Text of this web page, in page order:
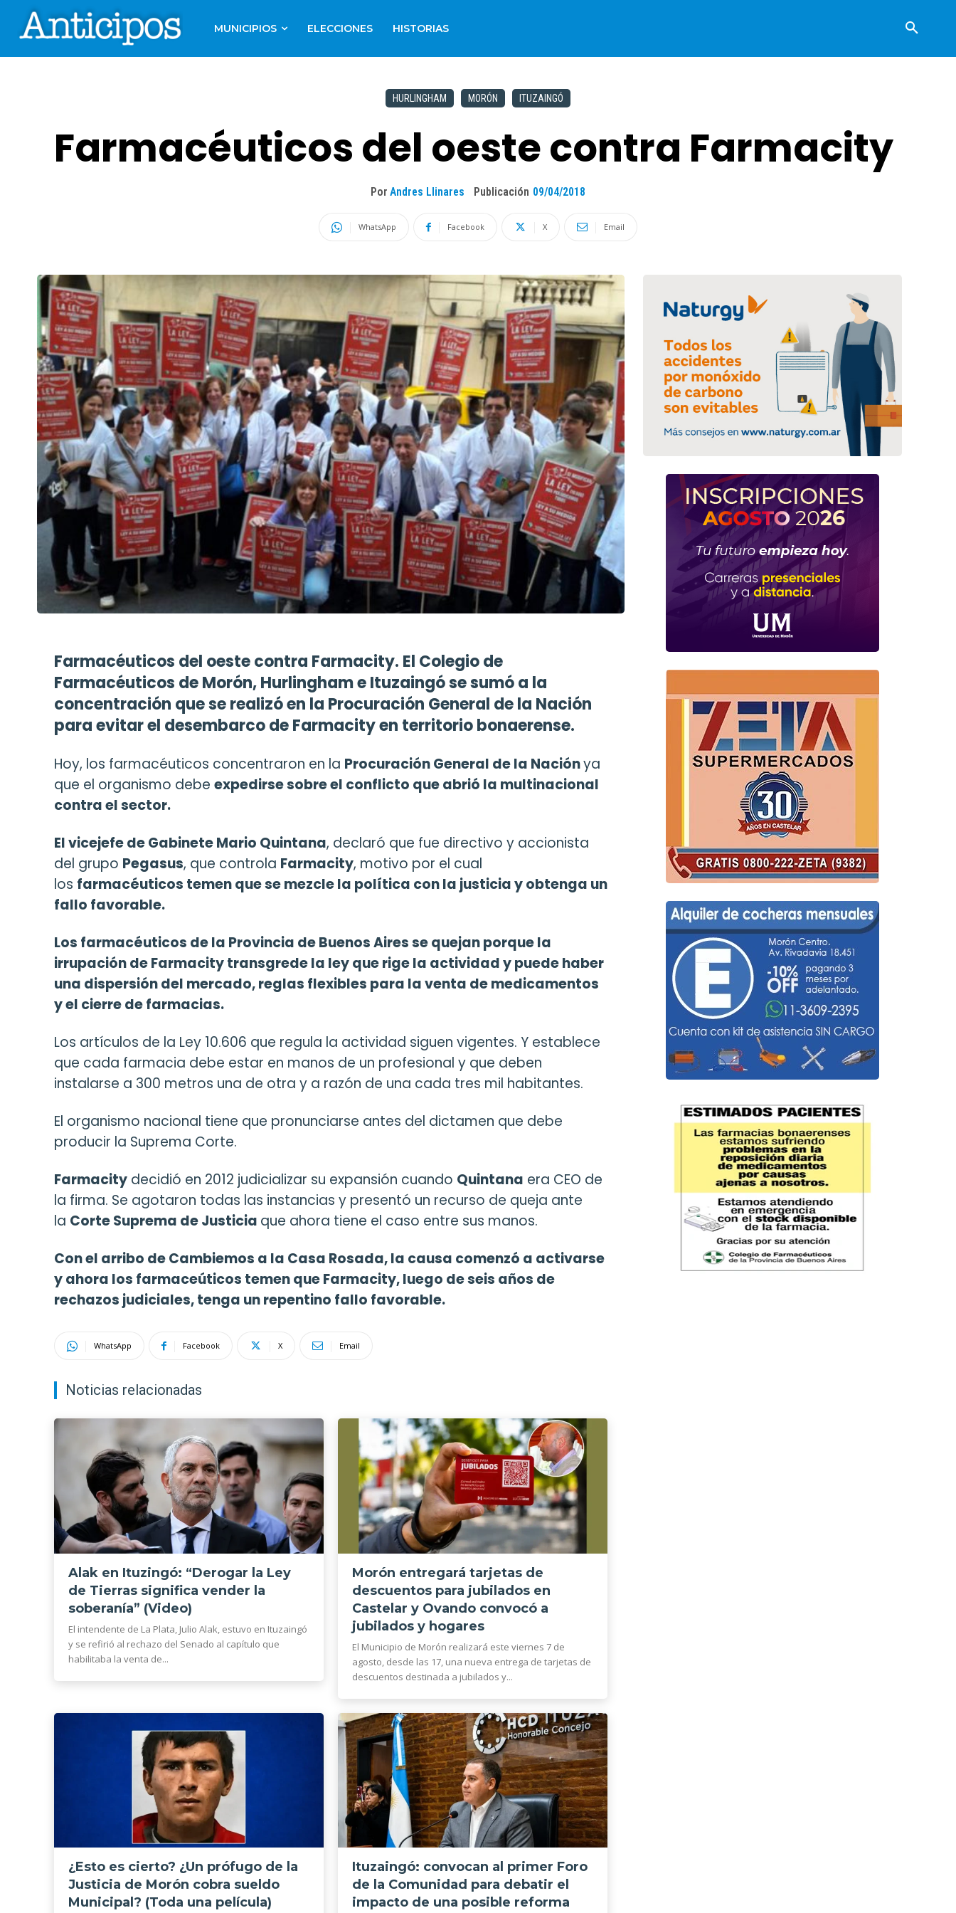
MUNICIPIOS ELECCIONES HISTORIAS
HURLINGHAM MORÓN ITUZAINGÓ
Farmacéuticos del oeste contra Farmacity
Por Andres Llinares Publicación 09/04/2018
WhatsApp Facebook X Email
Farmacéuticos del oeste contra Farmacity. El Colegio de
Farmacéuticos de Morón, Hurlingham e Ituzaingó se sumó a la
concentración que se realizó en la Procuración General de la Nación
para evitar el desembarco de Farmacity en territorio bonaerense.
Hoy, los farmacéuticos concentraron en la Procuración General de la Naciónya
que el organismo debe expedirse sobre el conflicto que abrió la multinacional
contra el sector.
El vicejefe de Gabinete Mario Quintana, declaró que fue directivo y accionista
del grupo Pegasus, que controla Farmacity, motivo por el cual
los farmacéuticos temen que se mezcle la política con la justicia y obtenga un
fallo favorable.
Los farmacéuticos de la Provincia de Buenos Aires se quejan porque la
irrupación de Farmacity transgrede la ley que rige la actividad y puede haber
una dispersión del mercado, reglas flexibles para la venta de medicamentos
y el cierre de farmacias.
Los artículos de la Ley 10.606 que regula la actividad siguen vigentes. Y establece
que cada farmacia debe estar en manos de un profesional y que deben
instalarse a 300 metros una de otra y a razón de una cada tres mil habitantes.
El organismo nacional tiene que pronunciarse antes del dictamen que debe
producir la Suprema Corte.
Farmacity decidió en 2012 judicializar su expansión cuando Quintana era CEO de
la firma. Se agotaron todas las instancias y presentó un recurso de queja ante
la Corte Suprema de Justicia que ahora tiene el caso entre sus manos.
Con el arribo de Cambiemos a la Casa Rosada, la causa comenzó a activarse
y ahora los farmaceúticos temen que Farmacity, luego de seis años de
rechazos judiciales, tenga un repentino fallo favorable.
WhatsApp Facebook X Email
Noticias relacionadas
Alak en Ituzingó: “Derogar la Ley
de Tierras significa vender la
soberanía” (Video)
El intendente de La Plata, Julio Alak, estuvo en Ituzaingó
y se refirió al rechazo del Senado al capítulo que
habilitaba la venta de...
Morón entregará tarjetas de
descuentos para jubilados en
Castelar y Ovando convocó a
jubilados y hogares
El Municipio de Morón realizará este viernes 7 de
agosto, desde las 17, una nueva entrega de tarjetas de
descuentos destinada a jubilados y...
¿Esto es cierto? ¿Un prófugo de la
Justicia de Morón cobra sueldo
Municipal? (Toda una película)
Ituzaingó: convocan al primer Foro
de la Comunidad para debatir el
impacto de una posible reforma